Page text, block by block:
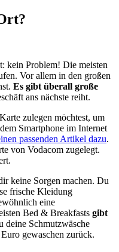
kein Problem! Die meisten
Vor allem in den großen
Es gibt überall große
ans nächste reiht.
zulegen möchtest, um
Smartphone im Internet
passenden Artikel dazu.
von Vodacom zugelegt.
keine Sorgen machen. Du
frische Kleidung
eine
Bed & Breakfasts gibt
deine Schmutzwäsche
gewaschen zurück.